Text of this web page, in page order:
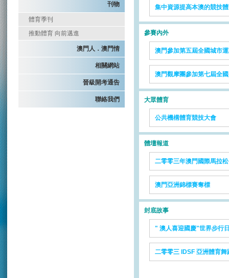
刊物
體育季刊
推動體育 向前邁進
澳門人．澳門情
相關網站
晉級開考通告
聯絡我們
集中資源提高本澳的競技
參賽內外
澳門參加第五屆全國城市
澳門觀摩團參加第七屆全
大眾體育
公共機構體育競技大會
體壇報道
二零零三年澳門國際馬拉
澳門亞洲錦標賽奪標
封底故事
" 澳人喜迎國慶"世界步行
二零零三 IDSF 亞洲體育